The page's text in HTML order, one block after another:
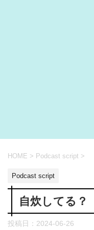
HOME > Podcast script >
Podcast script
自炊してる？
投稿日： 2024-06-26